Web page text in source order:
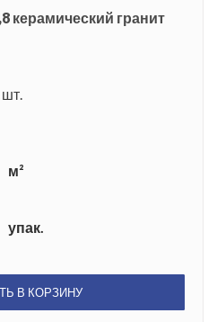
в честь одноименного
типа – Лаурито,
бухточки живут
церкви, крошечные дома,
необыкновенное – кажется,
керамический гранит
м²
упак.
В КОРЗИНУ